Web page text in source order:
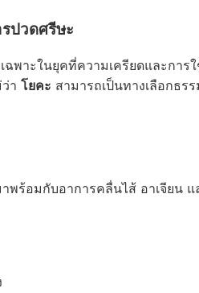
ปวดศรีษะ
าะในยุคที่ความเครียดและการใ
า โยคะ สามารถเป็นทางเลือกธร
พร้อมกับอาการคลื่นไส้ อาเจียน แ